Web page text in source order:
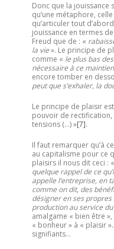
Donc que la jouissance
qu’une métaphore,
qu’articuler tout
jouissance en termes
Freud que de : «
la vie». Le principe de
comme « le plus bas
nécessaire à ce maintien
encore tomber en
peut que s’exhaler, la
Le principe de plaisir
pouvoir de
tensions (…) »[7].
Il faut remarquer qu’à
au capitalisme pour ce
plaisirs il nous dit ceci : «
quelque rappel de ce
appelle l’entreprise, en
comme on dit, des
désigner en ses
production au service
amalgame « bien être
« bonheur » à « plaisir
signifiants…